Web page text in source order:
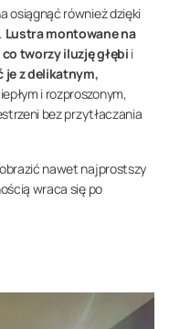
osiągnąć również dzięki
Lustra montowane na
tworzy iluzję głębi i
je z delikatnym,
i rozproszonym,
bez przytłaczania
nawet najprostszy
wraca się po